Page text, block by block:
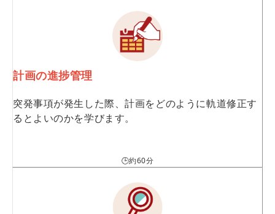
計画の進捗管理
突発事項が発生した際、計画をどのように軌道修正す
るとよいのかを学びます。
🕒約60分